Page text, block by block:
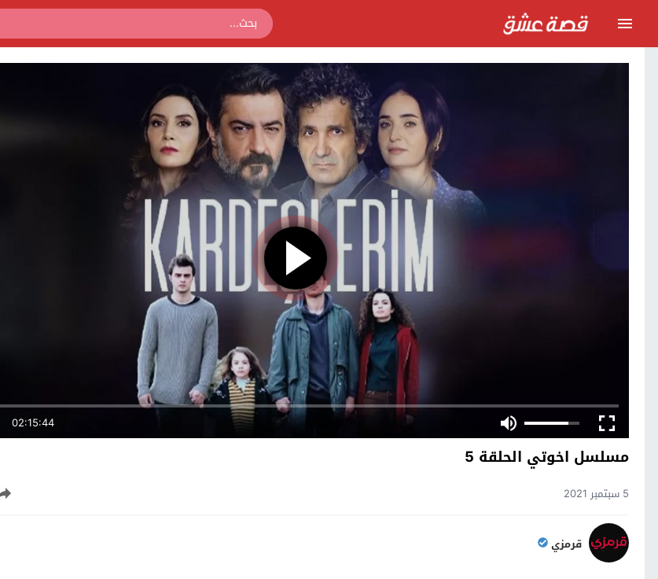
02:15:44
مسلسل اخوتي الحلقة 5
5 سبتمبر 2021
قرمزي